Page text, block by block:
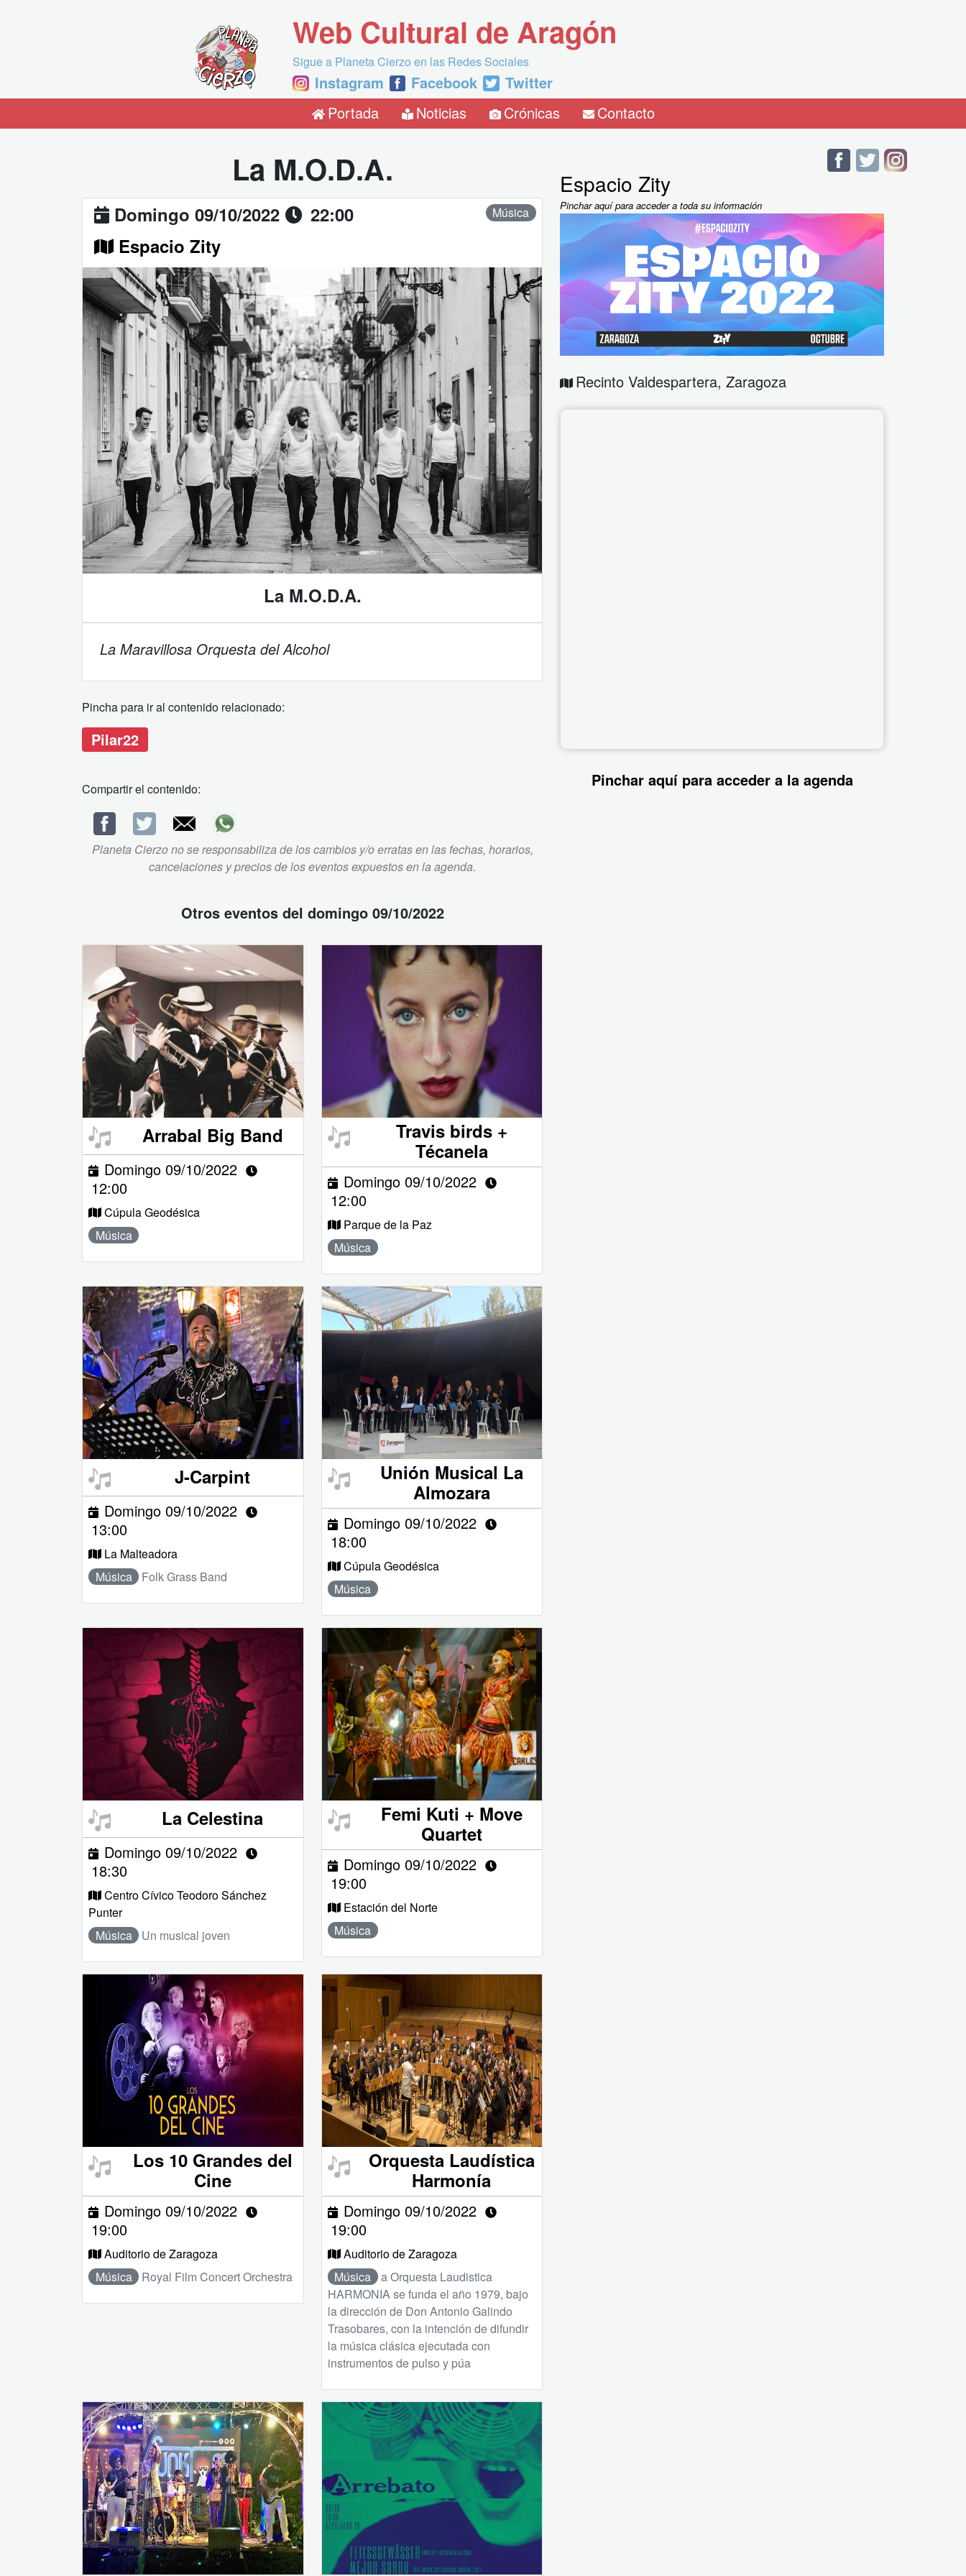
Web Cultural de Aragón
Sigue a Planeta Cierzo en las Redes Sociales
Instagram Facebook
Twitter
Portada
Noticias Crónicas Contacto
La M.O.D.A.
Domingo 09/10/2022
22:00
Espacio Zity
Música
La M.O.D.A.
La Maravillosa Orquesta del Alcohol
Pincha para ir al contenido relacionado:
Pilar22
Compartir el contenido:
Planeta Cierzo no se responsabiliza de los cambios y/o erratas en las fechas, horarios,
cancelaciones y precios de los eventos expuestos en la agenda.
Otros eventos del domingo 09/10/2022
Arrabal Big Band
Domingo 09/10/2022
12:00
Cúpula Geodésica
Música
Travis birds +
Técanela
Domingo 09/10/2022
12:00
Parque de la Paz
Música
J-Carpint
Domingo 09/10/2022
13:00
La Malteadora
Música
Folk Grass Band
Unión Musical La
Almozara
Domingo 09/10/2022
18:00
Cúpula Geodésica
Música
La Celestina
Domingo 09/10/2022
18:30
Centro Cívico Teodoro Sánchez
Punter
Música
Un musical joven
Femi Kuti + Move
Quartet
Domingo 09/10/2022
19:00
Estación del Norte
Música
Los 10 Grandes del
Cine
Domingo 09/10/2022
19:00
Auditorio de Zaragoza
Música
Royal Film Concert Orchestra
Orquesta Laudística
Harmonía
Domingo 09/10/2022
19:00
Auditorio de Zaragoza
Música
a Orquesta Laudistica
HARMONIA se funda el año 1979, bajo
la dirección de Don Antonio Galindo
Trasobares, con la intención de difundir
la música clásica ejecutada con
instrumentos de pulso y púa
Espacio Zity
Pinchar aquí para acceder a toda su información
Recinto Valdespartera, Zaragoza
Pinchar aquí para acceder a la agenda